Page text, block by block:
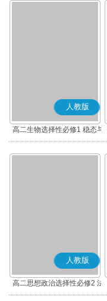
人教版
高二生物选择性必修1 稳态与
调节
人教版
高二思想政治选择性必修2 法
律与生活(部编版)